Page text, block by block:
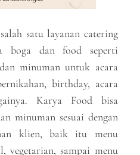
satu layanan catering
boga dan food seperti
minuman untuk acara
birthday, acara
Karya Food bisa
minuman sesuai dengan
klien, baik itu menu
vegetarian, sampai menu